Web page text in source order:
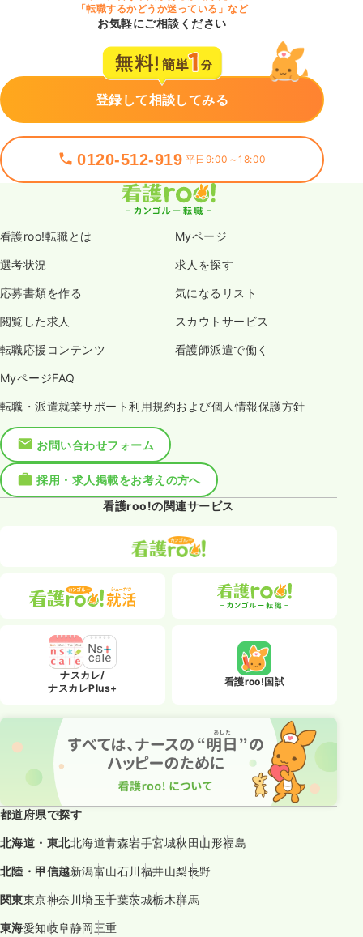
「転職するかどうか迷っている」など
お気軽にご相談ください
登録して相談してみる
0120-512-919 平日9:00～18:00
看護roo!転職とは Myページ
選考状況 求人を探す
応募書類を作る 気になるリスト
閲覧した求人 スカウトサービス
転職応援コンテンツ 看護師派遣で働く
MyページFAQ
転職・派遣就業サポート利用規約および個人情報保護方針
お問い合わせフォーム
採用・求人掲載をお考えの方へ
看護roo!の関連サービス
ナスカレ/
ナスカレPlus+
看護roo!国試
都道府県で探す
北海道・東北北海道青森岩手宮城秋田山形福島
北陸・甲信越新潟富山石川福井山梨長野
関東東京神奈川埼玉千葉茨城栃木群馬
東海愛知岐阜静岡三重